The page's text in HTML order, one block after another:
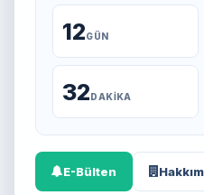
12GÜN
32DAKIKA
E-Bülten